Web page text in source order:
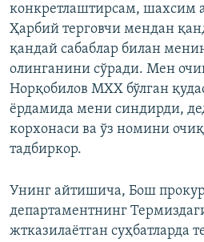
конкретлаштирсам, шахсим
Ҳарбий терговчи мендан
қандай сабаблар билан
олинганини сўради. Мен
Норқобилов МХХ бўлган
ёрдамида мени синдирди,
корхонаси ва ўз номини
тадбиркор.
Унинг айтишича, Бош
департаментнинг
жтказилаëтган суҳбатларда